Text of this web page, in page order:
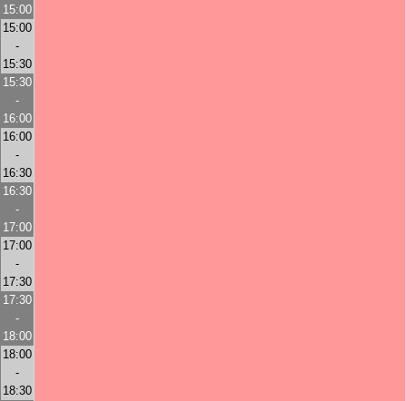
15:00
15:00
-
15:30
15:30
-
16:00
16:00
-
16:30
16:30
-
17:00
17:00
-
17:30
17:30
-
18:00
18:00
-
18:30